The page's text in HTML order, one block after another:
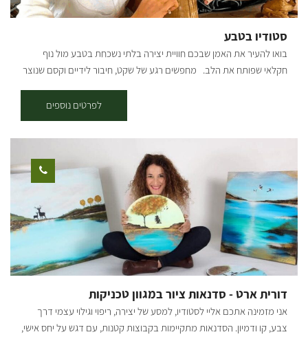
לאחר שיחה קצרה בהתאם לסוג הסדנה וכמות המשתתפים. **ההשתתפות
columns="4"
ids="29503,29495,29499,30083,30085,30087,30089,30091,30095,30
097,29497,29501"]
סטודיו בטבע
בואו להעיר את האמן שבכם חוויית יצירה בלתי נשכחת בטבע מול נוף
חקלאי שפותח את הלב. מחפשים רגע של שקט, חיבור לידיים וקסם שנוצר
אנחנו מזמינים אתכם להניח את הטלפונים בצד, להפשיל שרוולים ולהיכנס
לעולם של יצירה ורוגע. אצלנו כל אחד יכול להיות אמן – גם אם זו פעם
ראשונה שאתם נוגעים בחימר. מה מחכה לכם בסטודיו? אנחנו מציעים מגוון
רחב של סדנאות המשלבות טכניקות מסורתיות עם טאץ' מודרני: חוויית
יצירה אותנטית בחיק הטבע: צאו איתנו למסע יצירתי בשדות ובין עצי היער,
שם נאסף יחד חומרי גלם טבעיים ונעבוד אותם לכלים ויצירות ישירות
בשטח. פיסול בחימר: עבודה תרפויטית ומרגיעה עם חומר הגלם הכי קדום
שיש. מגע ישיר, יצירות מיוחדות מלאות אופי ומרשימות. יציקות גבס: ללמוד
את סוד התבניות, לשחק עם אלמנטים מהיער והצומח וליצור תמונה
שמנציחה את הביקור בטבע בקו נקי וטבעי. פיסול בחוטי ברזל: "ציור
בתלת-ממד". יצירת אובייקטים עדינים המשלבים טבע ופיסול. הסדנה
מאמינים שחוויה טובה מתחילה בהקשבה, ולכן אנחנו מזמינים אתכם לדבר
איתנו ולהתאים את הסדנא לחלומות שלכם: סדנאות זוגיות אינטימיות
ורומנטיות. ימי גיבוש לצוותים שרוצים לצאת מהקופסה. חגיגות משפחתיות
לפרטים נוספים
דורית ארט - סדנאות ציור במגוון טכניקות
אני מזמינה אתכם אליי לסטודיו, למסע של יצירה, ריפוי וגילוי עצמי דרך
צבע, קו ודמיון. הסדנאות מתקיימות בקבוצות קטנות, עם דגש על יחס אישי,